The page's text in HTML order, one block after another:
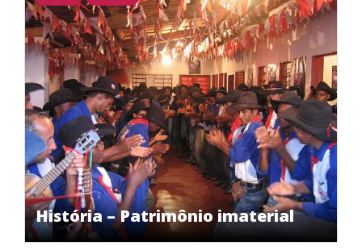
História – Patrimônio imaterial